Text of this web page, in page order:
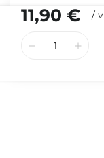
11,90 € /